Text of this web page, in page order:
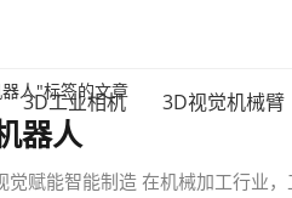
3D工业相机 3D视觉机械臂
人"标签的文章
器人
赋能智能制造 在机械加工行业